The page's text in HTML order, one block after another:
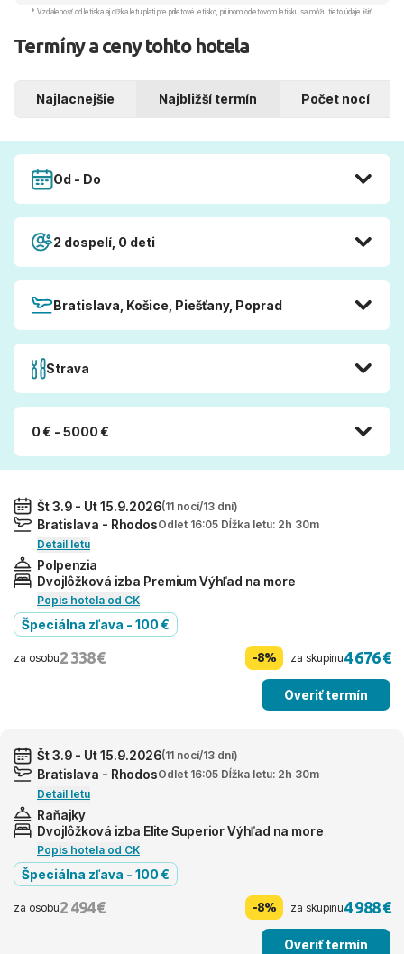
* Vzdialenosť od letiska aj dľžka letu platí pre príletové letisko, pri inom odletovom letisku sa môžu tieto údaje líšiť.
Termíny a ceny tohto hotela
Najlacnejšie Najbližší termín Počet nocí
Od - Do
2 dospelí, 0 deti
Bratislava, Košice, Piešťany, Poprad
Strava
0 € - 5000 €
Št 3.9 - Ut 15.9.2026(11 nocí/13 dní)
Bratislava - RhodosOdlet 16:05 Dĺžka letu: 2h 30m
Detail letu
Polpenzia
Dvojlôžková izba Premium Výhľad na more
Popis hotela od CK
Špeciálna zľava - 100 €
za osobu2 338 € -8% za skupinu4 676 €
Overiť termín
Št 3.9 - Ut 15.9.2026(11 nocí/13 dní)
Bratislava - RhodosOdlet 16:05 Dĺžka letu: 2h 30m
Detail letu
Raňajky
Dvojlôžková izba Elite Superior Výhľad na more
Popis hotela od CK
Špeciálna zľava - 100 €
za osobu2 494 € -8% za skupinu4 988 €
Overiť termín